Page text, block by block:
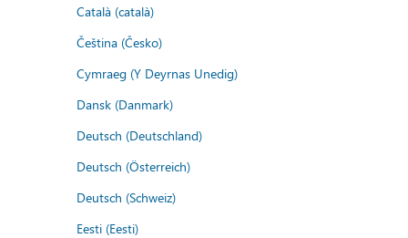
Català (català)
Čeština (Česko)
Cymraeg (Y Deyrnas Unedig)
Dansk (Danmark)
Deutsch (Deutschland)
Deutsch (Österreich)
Deutsch (Schweiz)
Eesti (Eesti)